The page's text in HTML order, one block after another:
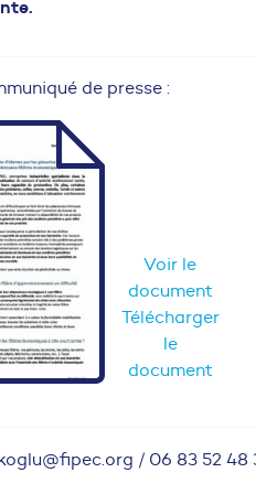
de presse :
Voir le
document
Télécharger
le
document
/ 06 83 52 48